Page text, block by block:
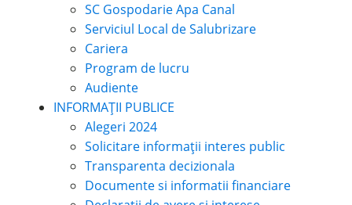
SC Gospodarie Apa Canal
Serviciul Local de Salubrizare
Cariera
Program de lucru
Audiente
INFORMAȚII PUBLICE
Alegeri 2024
Solicitare informații interes public
Transparenta decizionala
Documente si informatii financiare